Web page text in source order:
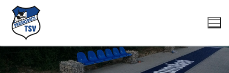
Zum
Inhalt
springen